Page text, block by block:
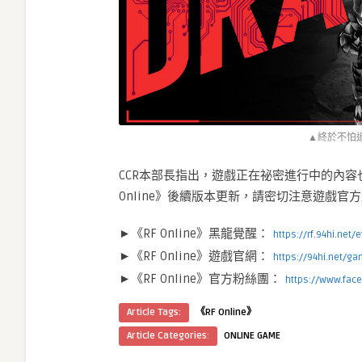
▲終於不怕
CCR本部長指出，遊戲正在祕密進行中的內
Online》後續版本更新，請密切注意遊戲官
►《RF Online》黑龍覺醒： https://rf.94hi.net/
►《RF Online》遊戲官網： https://94hi.net/
►《RF Online》官方粉絲團： https://
Article Tags:
《RF Online》
Article Categories:
ONLINE GAME